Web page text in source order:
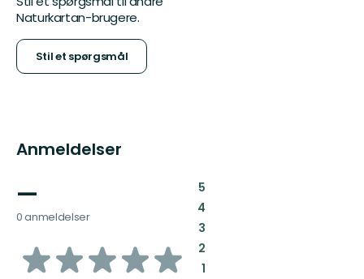
Naturkartan-brugere.
Stil et spørgsmål
Anmeldelser
—
0 anmeldelser
ud
5:
4:
3:
2:
1: